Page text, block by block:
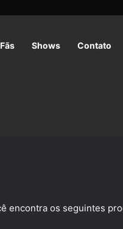
Shows Contato
encontra os seguintes